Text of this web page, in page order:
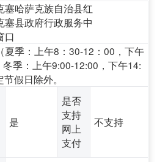
塞哈萨克族自治县红
塞县政府行政服务中
口
夏季：上午8：30-12：00，下午
季：上午9:00-12:00，下午14:
假日除外。
是
是否
支持
网上
支付
不支持